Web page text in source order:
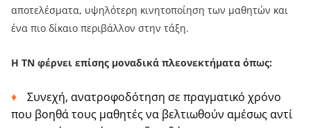
αποτελέσματα, υψηλότερη κινητοποίηση των μαθητών και
ένα πιο δίκαιο περιβάλλον στην τάξη.
Η ΤΝ φέρνει επίσης μοναδικά πλεονεκτήματα όπως:
Συνεχή, ανατροφοδότηση σε πραγματικό χρόνο
που βοηθά τους μαθητές να βελτιωθούν αμέσως αντί